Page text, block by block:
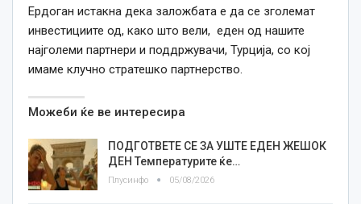
Ердоган истакна дека заложбата е да се зголемат
инвестициите од, како што вели, еден од нашите
најголеми партнери и поддржувачи, Турција, со кој
имаме клучно стратешко партнерство.
Можеби ќе ве интересира
ПОДГОТВЕТЕ СЕ ЗА УШТЕ ЕДЕН ЖЕШОК
ДЕН Температурите ќе…
Плусинфо 05/08/2026